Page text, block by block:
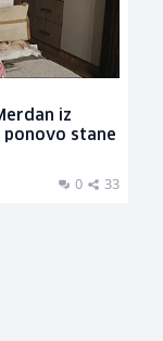
iz
ponovo stane
0 33